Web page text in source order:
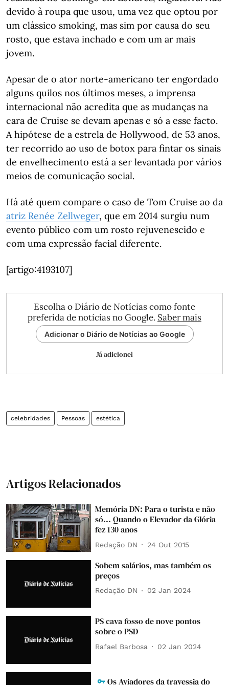
devido à roupa que usou, uma vez que optou por
um clássico smoking, mas sim por causa do seu
rosto, que estava inchado e com um ar mais
jovem.
Apesar de o ator norte-americano ter engordado
alguns quilos nos últimos meses, a imprensa
internacional não acredita que as mudanças na
cara de Cruise se devam apenas e só a esse facto.
A hipótese de a estrela de Hollywood, de 53 anos,
ter recorrido ao uso de botox para fintar os sinais
de envelhecimento está a ser levantada por vários
meios de comunicação social.
Há até quem compare o caso de Tom Cruise ao da
atriz Renée Zellweger, que em 2014 surgiu num
evento público com um rosto rejuvenescido e
com uma expressão facial diferente.
[artigo:4193107]
Escolha o Diário de Notícias como fonte
preferida de notícias no Google. Saber mais
Adicionar o Diário de Notícias ao Google
Já adicionei
celebridades Pessoas estética
Artigos Relacionados
Memória DN: Para o turista e não
só... Quando o Elevador da Glória
fez 130 anos
Redação DN 24 Out 2015
Sobem salários, mas também os
preços
Redação DN 02 Jan 2024
PS cava fosso de nove pontos
sobre o PSD
Rafael Barbosa 02 Jan 2024
Os Aviadores da travessia do